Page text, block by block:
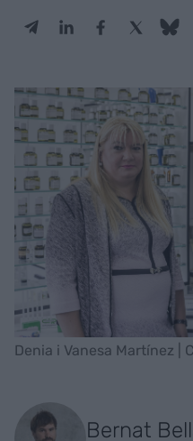
Denia i Vanesa Martínez |
Bernat